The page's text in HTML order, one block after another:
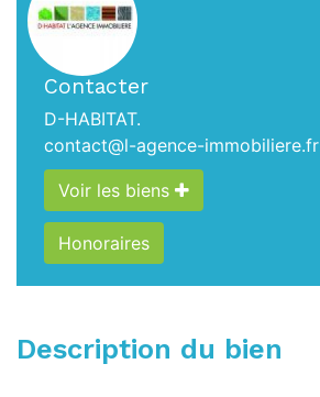
Contacter
D-HABITAT.
contact@l-agence-immobiliere.fr
Voir les biens
Honoraires
Description du bien